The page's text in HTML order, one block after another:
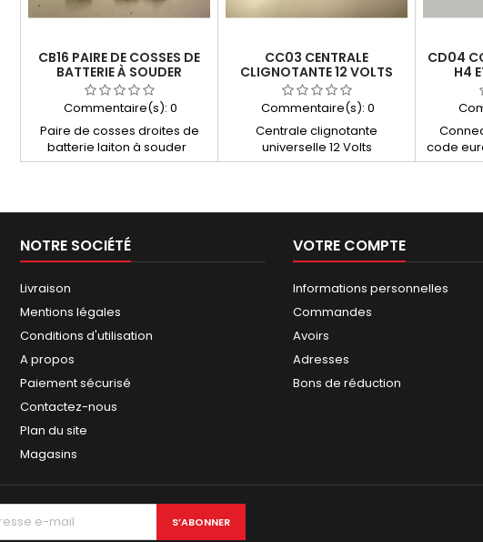
CB16 PAIRE DE COSSES DE
BATTERIE À SOUDER
DROITES
Commentaire(s): 0
Paire de cosses droites de
batterie laiton à souder
CC03 CENTRALE
CLIGNOTANTE 12 VOLTS
UNIVERSELLE
Commentaire(s): 0
Centrale clignotante
universelle 12 Volts
CD04
H4
code
NOTRE SOCIÉTÉ
Livraison
Mentions légales
Conditions d'utilisation
A propos
Paiement sécurisé
Contactez-nous
Plan du site
Magasins
VOTRE COMPTE
Informations personnelles
Commandes
Avoirs
Adresses
Bons de réduction